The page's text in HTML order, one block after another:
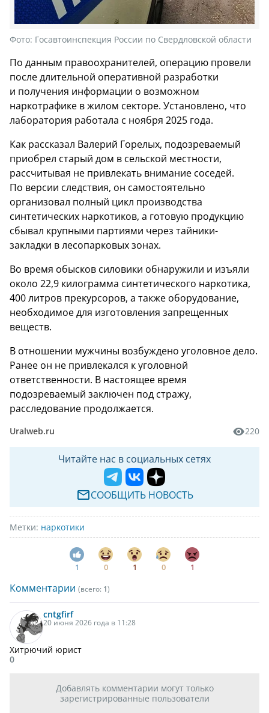
Фото: Госавтоинспекция России по Свердловской области
По данным правоохранителей, операцию провели
после длительной оперативной разработки
и получения информации о возможном
наркотрафике в жилом секторе. Установлено, что
лаборатория работала с ноября 2025 года.
Как рассказал Валерий Горелых, подозреваемый
приобрел старый дом в сельской местности,
рассчитывая не привлекать внимание соседей.
По версии следствия, он самостоятельно
организовал полный цикл производства
синтетических наркотиков, а готовую продукцию
сбывал крупными партиями через тайники-
закладки в лесопарковых зонах.
Во время обысков силовики обнаружили и изъяли
около 22,9 килограмма синтетического наркотика,
400 литров прекурсоров, а также оборудование,
необходимое для изготовления запрещенных
веществ.
В отношении мужчины возбуждено уголовное дело.
Ранее он не привлекался к уголовной
ответственности. В настоящее время
подозреваемый заключен под стражу,
расследование продолжается.
Uralweb.ru 220
Читайте нас в социальных сетях
СООБЩИТЬ НОВОСТЬ
Метки: наркотики
1 0 1 0 1
Комментарии (всего: 1)
cntgfirf
20 июня 2026 года в 11:28
Хитрючий юрист
0
Добавлять комментарии могут только
зарегистрированные пользователи